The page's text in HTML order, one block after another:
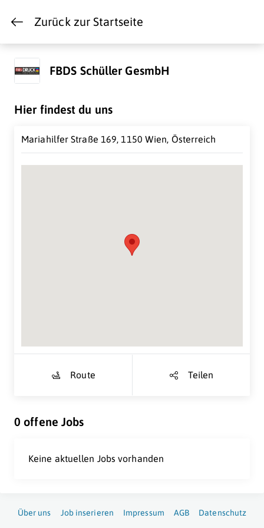
Zurück zur Startseite
FBDS Schüller GesmbH
Hier findest du uns
Mariahilfer Straße 169, 1150 Wien, Österreich
Route Teilen
0 offene Jobs
Keine aktuellen Jobs vorhanden
Über uns Job inserieren Impressum AGB Datenschutz